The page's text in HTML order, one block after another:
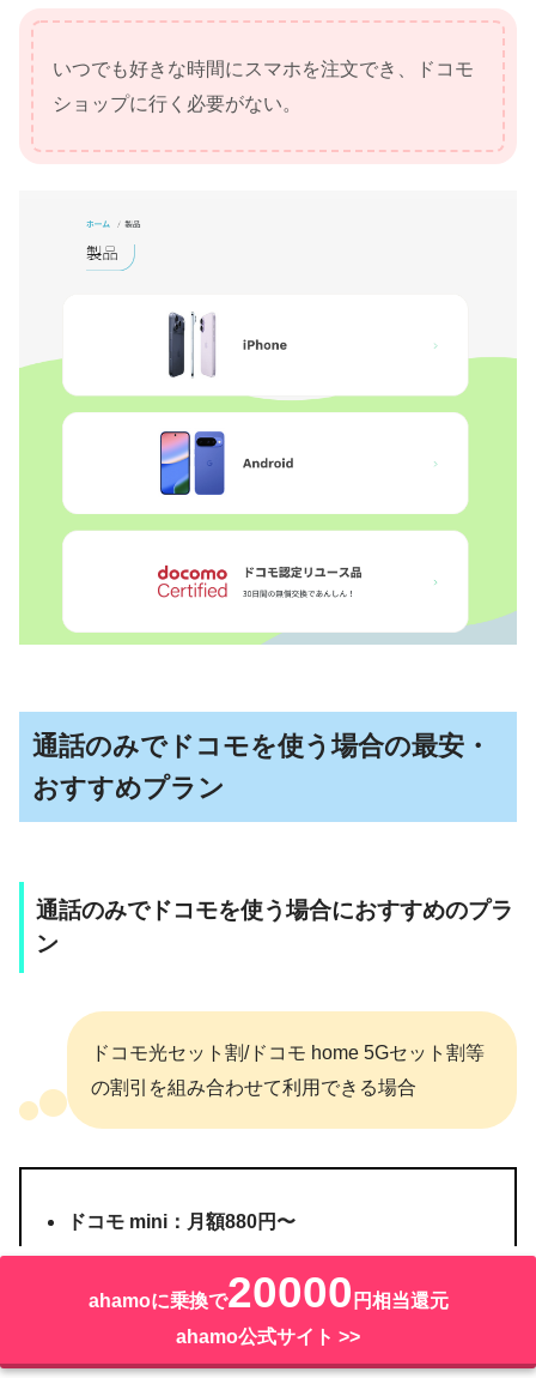
いつでも好きな時間にスマホを注文でき、ドコモ
ショップに行く必要がない。
通話のみでドコモを使う場合の最安・
おすすめプラン
通話のみでドコモを使う場合におすすめのプラ
ン
ドコモ光セット割/ドコモ home 5Gセット割等
の割引を組み合わせて利用できる場合
ドコモ mini：月額880円〜
ahamoに乗換で20000 円相当還元
ahamo公式サイト >>